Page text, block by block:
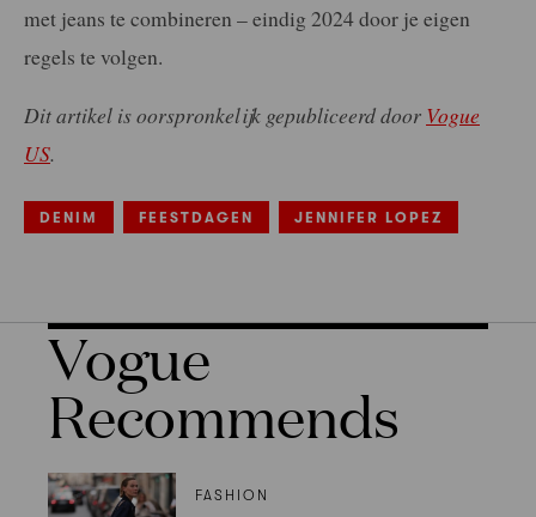
met jeans te combineren – eindig 2024 door je eigen
regels te volgen.
Dit artikel is oorspronkelijk gepubliceerd door Vogue
US.
DENIM FEESTDAGEN JENNIFER LOPEZ
Vogue
Recommends
FASHION